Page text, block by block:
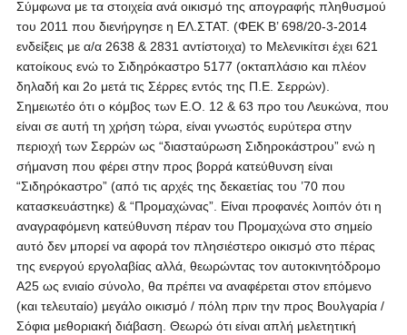
Σύμφωνα με τα στοιχεία ανά οικισμό της απογραφής πληθυσμού
του 2011 που διενήργησε η ΕΛ.ΣΤΑΤ. (ΦΕΚ Β’ 698/20-3-2014
ενδείξεις με α/α 2638 & 2831 αντίστοιχα) το Μελενικίτσι έχει 621
κατοίκους ενώ το Σιδηρόκαστρο 5177 (οκταπλάσιο και πλέον
δηλαδή και 2ο μετά τις Σέρρες εντός της Π.Ε. Σερρών).
Σημειωτέο ότι ο κόμβος των Ε.Ο. 12 & 63 προ του Λευκώνα, που
είναι σε αυτή τη χρήση τώρα, είναι γνωστός ευρύτερα στην
περιοχή των Σερρών ως “διασταύρωση Σιδηροκάστρου” ενώ η
σήμανση που φέρει στην προς βορρά κατεύθυνση είναι
“Σιδηρόκαστρο” (από τις αρχές της δεκαετίας του ’70 που
κατασκευάστηκε) & “Προμαχώνας”. Είναι προφανές λοιπόν ότι η
αναγραφόμενη κατεύθυνση πέραν του Προμαχώνα στο σημείο
αυτό δεν μπορεί να αφορά τον πλησιέστερο οικισμό στο πέρας
της ενεργού εργολαβίας αλλά, θεωρώντας τον αυτοκινητόδρομο
Α25 ως ενιαίο σύνολο, θα πρέπει να αναφέρεται στον επόμενο
(και τελευταίο) μεγάλο οικισμό / πόλη πριν την προς Βουλγαρία /
Σόφια μεθοριακή διάβαση. Θεωρώ ότι είναι απλή μελετητική